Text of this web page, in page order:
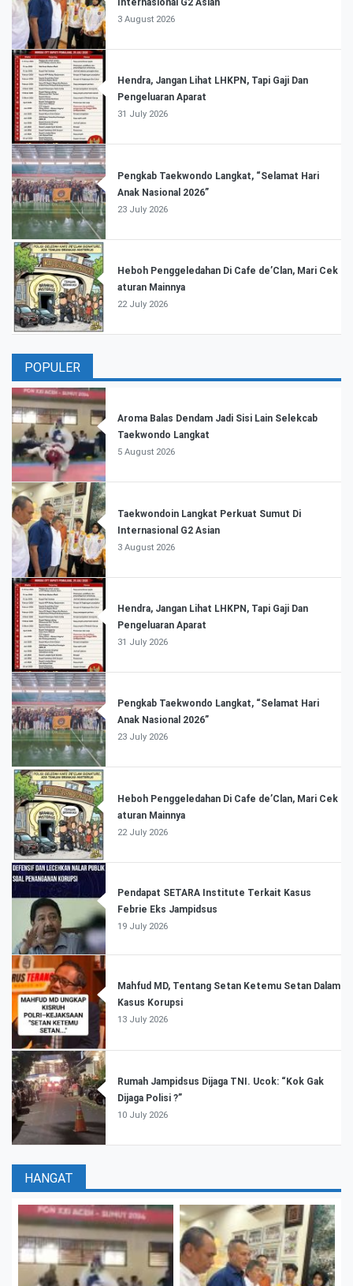
Internasional G2 Asian
3 August 2026
Hendra, Jangan Lihat LHKPN, Tapi Gaji Dan
Pengeluaran Aparat
31 July 2026
Pengkab Taekwondo Langkat, “Selamat Hari
Anak Nasional 2026”
23 July 2026
Heboh Penggeledahan Di Cafe de’Clan, Mari Cek
aturan Mainnya
22 July 2026
POPULER
Aroma Balas Dendam Jadi Sisi Lain Selekcab
Taekwondo Langkat
5 August 2026
Taekwondoin Langkat Perkuat Sumut Di
Internasional G2 Asian
3 August 2026
Hendra, Jangan Lihat LHKPN, Tapi Gaji Dan
Pengeluaran Aparat
31 July 2026
Pengkab Taekwondo Langkat, “Selamat Hari
Anak Nasional 2026”
23 July 2026
Heboh Penggeledahan Di Cafe de’Clan, Mari Cek
aturan Mainnya
22 July 2026
Pendapat SETARA Institute Terkait Kasus
Febrie Eks Jampidsus
19 July 2026
Mahfud MD, Tentang Setan Ketemu Setan Dalam
Kasus Korupsi
13 July 2026
Rumah Jampidsus Dijaga TNI. Ucok: “Kok Gak
Dijaga Polisi ?”
10 July 2026
HANGAT